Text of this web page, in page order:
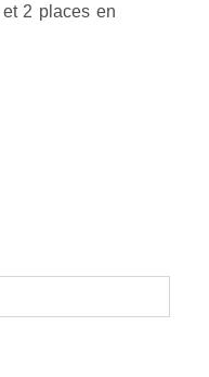
2 places en